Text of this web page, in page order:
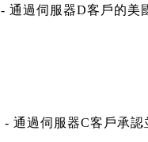
- 通過伺服器D客戶的美
- 通過伺服器C客戶承認